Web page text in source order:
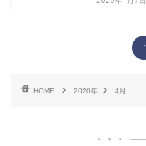
1
HOME 2020年 4月